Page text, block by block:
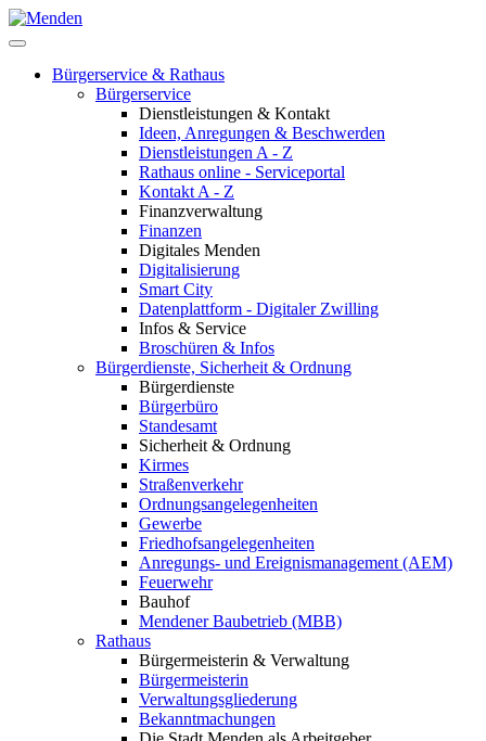
Bürgerservice & Rathaus
Bürgerservice
Dienstleistungen & Kontakt
Ideen, Anregungen & Beschwerden
Dienstleistungen A - Z
Rathaus online - Serviceportal
Kontakt A - Z
Finanzverwaltung
Finanzen
Digitales Menden
Digitalisierung
Smart City
Datenplattform - Digitaler Zwilling
Infos & Service
Broschüren & Infos
Bürgerdienste, Sicherheit & Ordnung
Bürgerdienste
Bürgerbüro
Standesamt
Sicherheit & Ordnung
Kirmes
Straßenverkehr
Ordnungsangelegenheiten
Gewerbe
Friedhofsangelegenheiten
Anregungs- und Ereignismanagement (AEM)
Feuerwehr
Bauhof
Mendener Baubetrieb (MBB)
Rathaus
Bürgermeisterin & Verwaltung
Bürgermeisterin
Verwaltungsgliederung
Bekanntmachungen